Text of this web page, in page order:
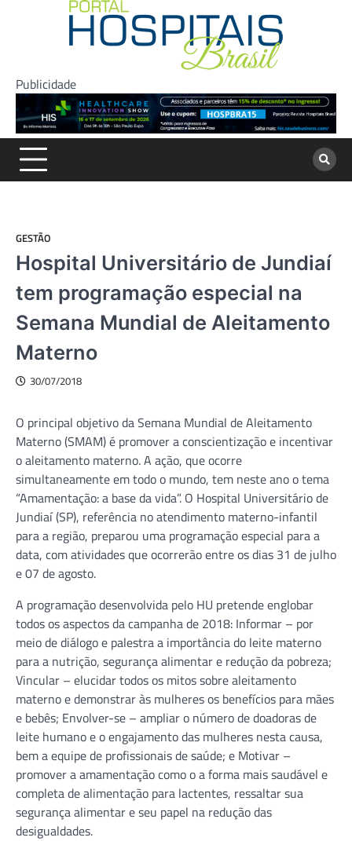
Publicidade
GESTÃO
Hospital Universitário de Jundiaí
tem programação especial na
Semana Mundial de Aleitamento
Materno
30/07/2018
O principal objetivo da Semana Mundial de Aleitamento
Materno (SMAM) é promover a conscientização e incentivar
o aleitamento materno. A ação, que ocorre
simultaneamente em todo o mundo, tem neste ano o tema
“Amamentação: a base da vida”. O Hospital Universitário de
Jundiaí (SP), referência no atendimento materno-infantil
para a região, preparou uma programação especial para a
data, com atividades que ocorrerão entre os dias 31 de julho
e 07 de agosto.
A programação desenvolvida pelo HU pretende englobar
todos os aspectos da campanha de 2018: Informar – por
meio de diálogo e palestra a importância do leite materno
para a nutrição, segurança alimentar e redução da pobreza;
Vincular – elucidar todos os mitos sobre aleitamento
materno e demonstrar às mulheres os benefícios para mães
e bebês; Envolver-se – ampliar o número de doadoras de
leite humano e o engajamento das mulheres nesta causa,
bem a equipe de profissionais de saúde; e Motivar –
promover a amamentação como o a forma mais saudável e
completa de alimentação para lactentes, ressaltar sua
segurança alimentar e seu papel na redução das
desigualdades.